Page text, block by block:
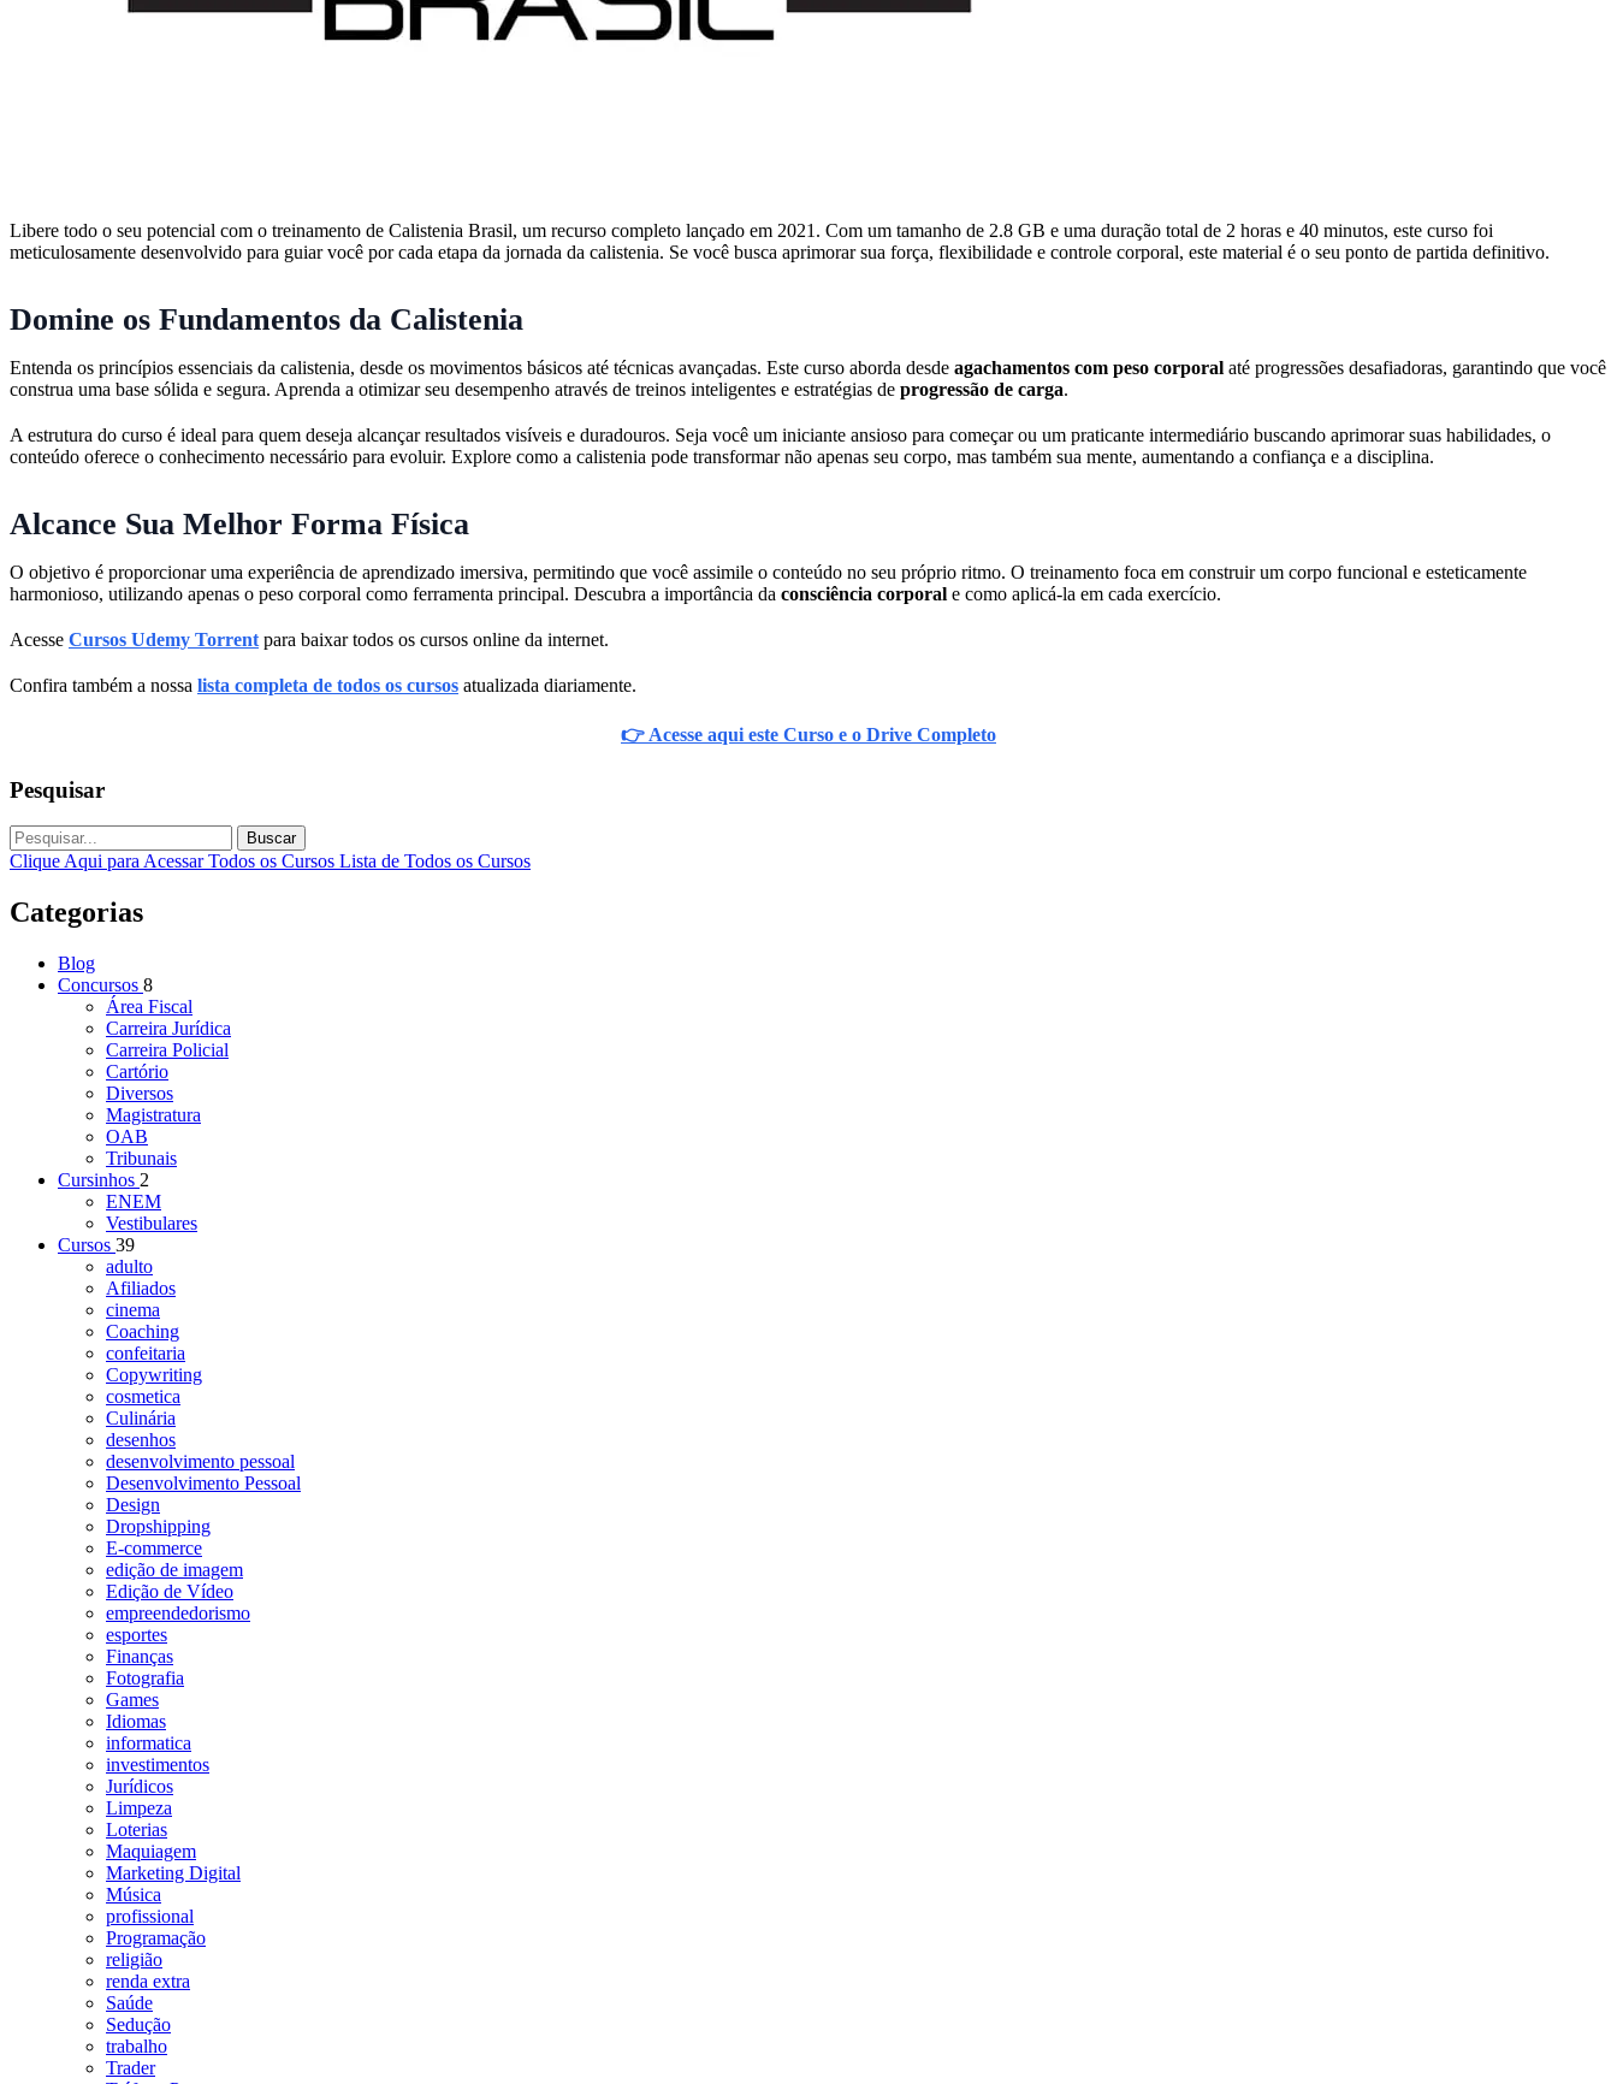
Libere todo o seu potencial com o treinamento de Calistenia Brasil, um recurso completo lançado em 2021. Com um tamanho de 2.8 GB e uma duração total de 2 horas e 40 minutos, este curso foi
meticulosamente desenvolvido para guiar você por cada etapa da jornada da calistenia. Se você busca aprimorar sua força, flexibilidade e controle corporal, este material é o seu ponto de partida definitivo.
Domine os Fundamentos da Calistenia
Entenda os princípios essenciais da calistenia, desde os movimentos básicos até técnicas avançadas. Este curso aborda desde agachamentos com peso corporal até progressões desafiadoras, garantindo que você
construa uma base sólida e segura. Aprenda a otimizar seu desempenho através de treinos inteligentes e estratégias de progressão de carga.
A estrutura do curso é ideal para quem deseja alcançar resultados visíveis e duradouros. Seja você um iniciante ansioso para começar ou um praticante intermediário buscando aprimorar suas habilidades, o
conteúdo oferece o conhecimento necessário para evoluir. Explore como a calistenia pode transformar não apenas seu corpo, mas também sua mente, aumentando a confiança e a disciplina.
Alcance Sua Melhor Forma Física
O objetivo é proporcionar uma experiência de aprendizado imersiva, permitindo que você assimile o conteúdo no seu próprio ritmo. O treinamento foca em construir um corpo funcional e esteticamente
harmonioso, utilizando apenas o peso corporal como ferramenta principal. Descubra a importância da consciência corporal e como aplicá-la em cada exercício.
Acesse Cursos Udemy Torrent para baixar todos os cursos online da internet.
Confira também a nossa lista completa de todos os cursos atualizada diariamente.
👉 Acesse aqui este Curso e o Drive Completo
Pesquisar
Buscar
Clique Aqui para Acessar Todos os Cursos Lista de Todos os Cursos
Categorias
Blog
Concursos 8
Área Fiscal
Carreira Jurídica
Carreira Policial
Cartório
Diversos
Magistratura
OAB
Tribunais
Cursinhos 2
ENEM
Vestibulares
Cursos 39
adulto
Afiliados
cinema
Coaching
confeitaria
Copywriting
cosmetica
Culinária
desenhos
desenvolvimento pessoal
Desenvolvimento Pessoal
Design
Dropshipping
E-commerce
edição de imagem
Edição de Vídeo
empreendedorismo
esportes
Finanças
Fotografia
Games
Idiomas
informatica
investimentos
Jurídicos
Limpeza
Loterias
Maquiagem
Marketing Digital
Música
profissional
Programação
religião
renda extra
Saúde
Sedução
trabalho
Trader